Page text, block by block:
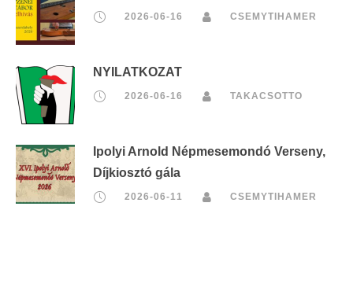
2026-06-16 CSEMYTIHAMER
NYILATKOZAT
2026-06-16 TAKACSOTTO
Ipolyi Arnold Népmesemondó Verseny,
Díjkiosztó gála
2026-06-11 CSEMYTIHAMER